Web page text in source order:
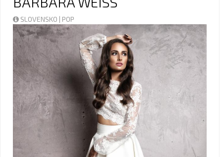
SLOVENSKO | POP